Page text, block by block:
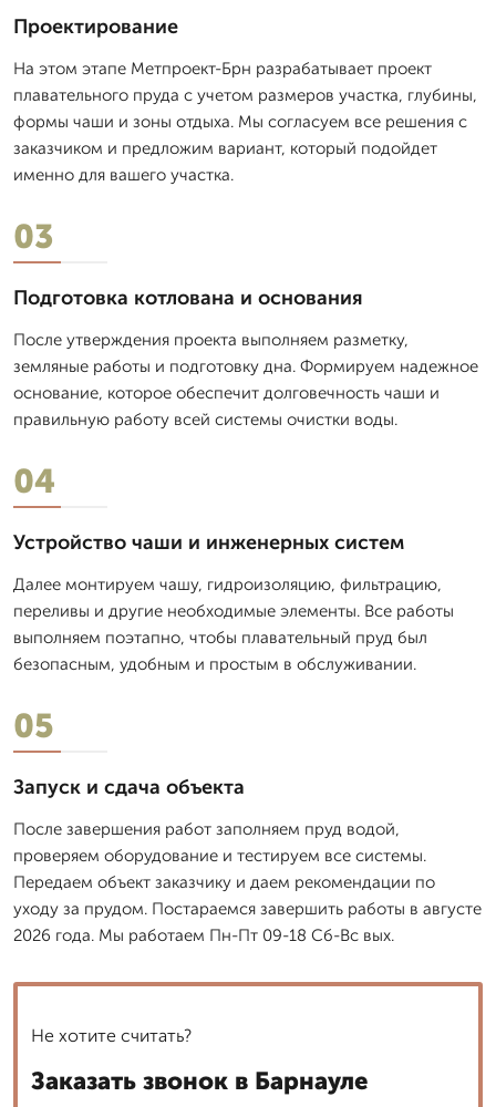
Проектирование
На этом этапе Метпроект-Брн разрабатывает проект
плавательного пруда с учетом размеров участка, глубины,
формы чаши и зоны отдыха. Мы согласуем все решения с
заказчиком и предложим вариант, который подойдет
именно для вашего участка.
03
Подготовка котлована и основания
После утверждения проекта выполняем разметку,
земляные работы и подготовку дна. Формируем надежное
основание, которое обеспечит долговечность чаши и
правильную работу всей системы очистки воды.
04
Устройство чаши и инженерных систем
Далее монтируем чашу, гидроизоляцию, фильтрацию,
переливы и другие необходимые элементы. Все работы
выполняем поэтапно, чтобы плавательный пруд был
безопасным, удобным и простым в обслуживании.
05
Запуск и сдача объекта
После завершения работ заполняем пруд водой,
проверяем оборудование и тестируем все системы.
Передаем объект заказчику и даем рекомендации по
уходу за прудом. Постараемся завершить работы в августе
2026 года. Мы работаем Пн-Пт 09-18 Сб-Вс вых.
Не хотите считать?
Заказать звонок в Барнауле